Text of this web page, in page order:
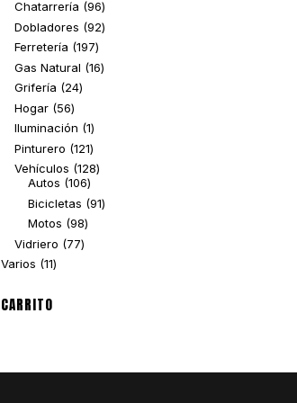
Chatarrería 9696
productos
Dobladores 9292
Ferretería 197197
productos
Gas Natural 1616
Grifería 2424
Hogar 5656
productos
Iluminación 11
producto
Pinturero 121121
productos
Vehículos 128128
Autos 106106
productos
Bicicletas 9191
Motos 9898
Vidriero 7777
Varios 1111
CARRITO